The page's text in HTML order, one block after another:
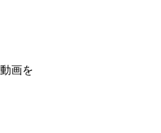
画を